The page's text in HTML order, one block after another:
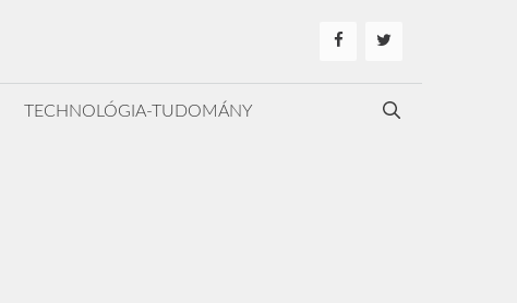
TECHNOLÓGIA-TUDOMÁNY